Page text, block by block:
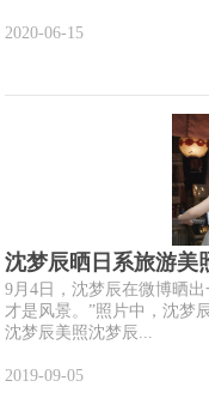
2020-06-15
沈梦辰晒日系旅游美
9月4日，沈梦辰在微博晒
才是风景。”照片中，沈梦
沈梦辰美照沈梦辰...
2019-09-05